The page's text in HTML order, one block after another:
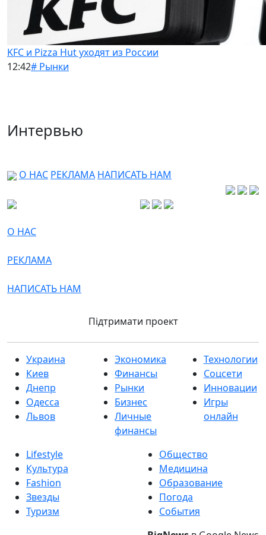
KFC и Pizza Hut уходят из России
12:42# Рынки
Интервью
О НАС РЕКЛАМА НАПИСАТЬ НАМ
О НАС
РЕКЛАМА
НАПИСАТЬ НАМ
Підтримати проект
Украина
Киев
Днепр
Одесса
Львов
Экономика
Финансы
Рынки
Бизнес
Личные
финансы
Технологии
Соцсети
Инновации
Игры
онлайн
Lifestyle
Культура
Fashion
Звезды
Туризм
Общество
Медицина
Образование
Погода
События